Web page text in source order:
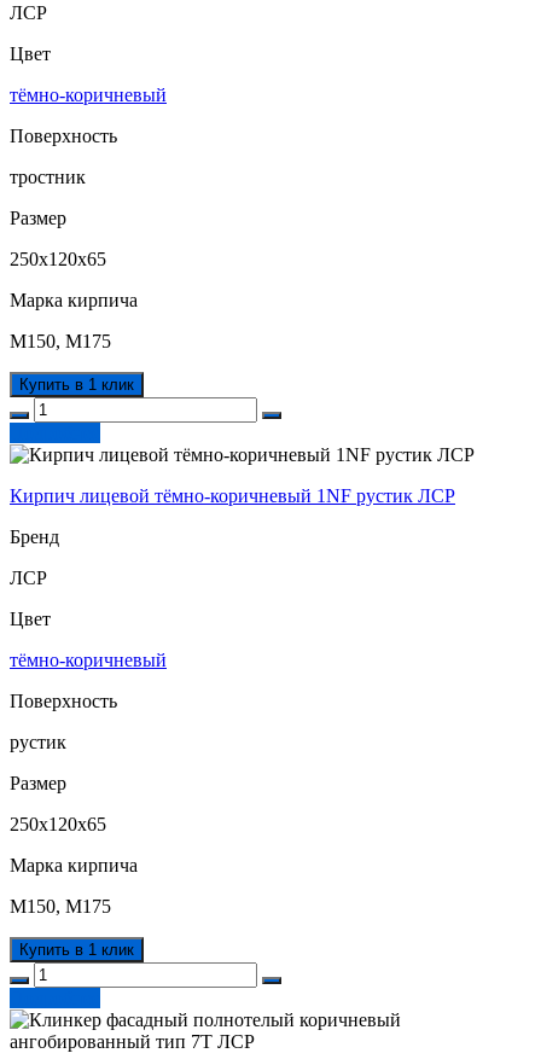
ЛСР
Цвет
тёмно-коричневый
Поверхность
тростник
Размер
250х120х65
Марка кирпича
М150, М175
Купить в 1 клик
Кирпич лицевой тёмно-коричневый 1NF рустик ЛСР
Бренд
ЛСР
Цвет
тёмно-коричневый
Поверхность
рустик
Размер
250х120х65
Марка кирпича
М150, М175
Купить в 1 клик